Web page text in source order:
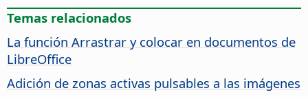
Temas relacionados
La función Arrastrar y colocar en documentos de
LibreOffice
Adición de zonas activas pulsables a las imágenes